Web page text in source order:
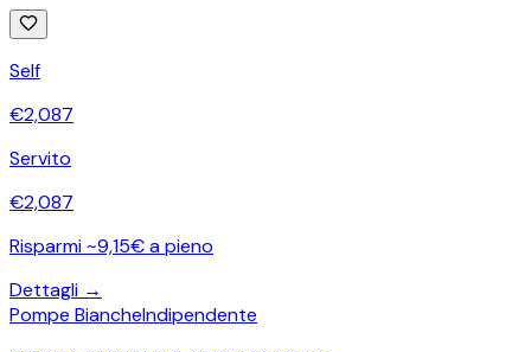
Self
€2,087
Servito
€2,087
Risparmi ~9,15€ a pieno
Dettagli →
Pompe BiancheIndipendente